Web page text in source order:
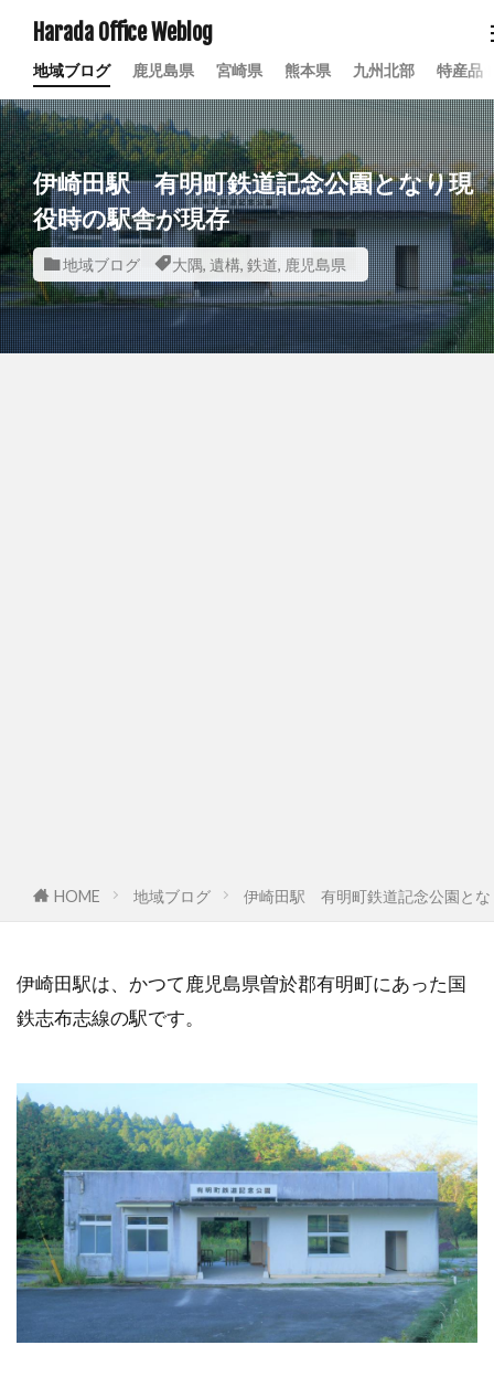
Harada Office Weblog
地域ブログ 鹿児島県 宮崎県 熊本県 九州北部 特産品
伊崎田駅 有明町鉄道記念公園となり現
役時の駅舎が現存
地域ブログ 大隅, 遺構, 鉄道, 鹿児島県
HOME 地域ブログ 伊崎田駅 有明町鉄道記念公園とな
伊崎田駅は、かつて鹿児島県曽於郡有明町にあった国
鉄志布志線の駅です。